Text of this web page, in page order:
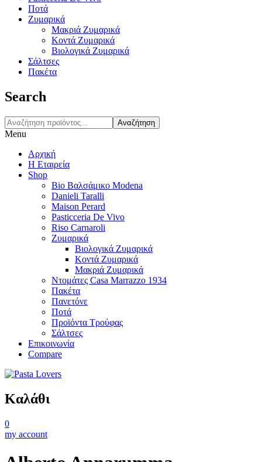
Ποτά
Ζυμαρικά
Μακριά Ζυμαρικά
Κοντά Ζυμαρικά
Βιολογικά Ζυμαρικά
Σάλτσες
Πακέτα
Search
Αναζήτηση
Menu
Αρχική
Η Εταιρεία
Shop
Bio Βαλσάμικο Modena
Danieli Taralli
Maison Perard
Pasticceria De Vivo
Riso Carnaroli
Ζυμαρικά
Βιολογικά Ζυμαρικά
Κοντά Ζυμαρικά
Μακριά Ζυμαρικά
Ντομάτες Casa Marrazzo 1934
Πακέτα
Πανετόνε
Ποτά
Προϊόντα Τρούφας
Σάλτσες
Επικοινωνία
Compare
Καλάθι
0
my account